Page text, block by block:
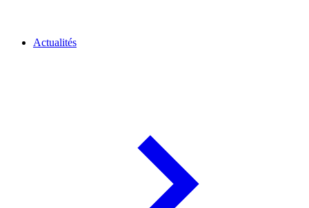
Actualités